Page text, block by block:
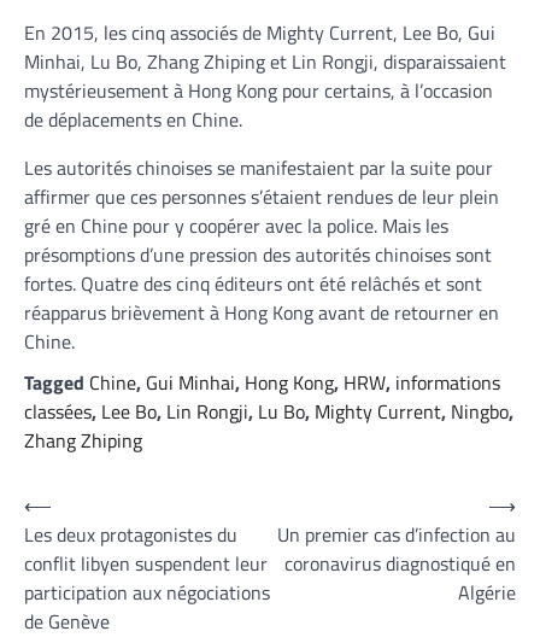
En 2015, les cinq associés de Mighty Current, Lee Bo, Gui
Minhai, Lu Bo, Zhang Zhiping et Lin Rongji, disparaissaient
mystérieusement à Hong Kong pour certains, à l’occasion
de déplacements en Chine.
Les autorités chinoises se manifestaient par la suite pour
affirmer que ces personnes s’étaient rendues de leur plein
gré en Chine pour y coopérer avec la police. Mais les
présomptions d’une pression des autorités chinoises sont
fortes. Quatre des cinq éditeurs ont été relâchés et sont
réapparus brièvement à Hong Kong avant de retourner en
Chine.
Tagged Chine, Gui Minhai, Hong Kong, HRW, informations
classées, Lee Bo, Lin Rongji, Lu Bo, Mighty Current, Ningbo,
Zhang Zhiping
Navigation
de
l’article
⟵
Les deux protagonistes du
conflit libyen suspendent leur
participation aux négociations
de Genève
Un premier cas d’infection au
coronavirus diagnostiqué en
Algérie
⟶